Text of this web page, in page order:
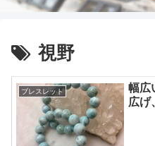
視野
ブレスレット
幅広
広げ